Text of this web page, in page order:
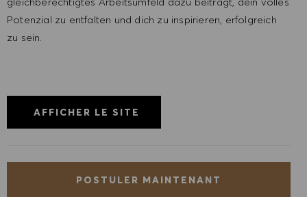
Potenzial zu entfalten und dich zu inspirieren, erfolgreich
zu sein.
AFFICHER LE SITE
POSTULER MAINTENANT